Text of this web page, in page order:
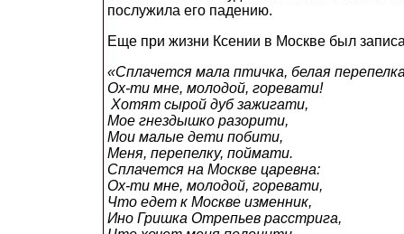
послужила его падению.
Еще при жизни Ксении в Москве был
«Сплачется мала птичка, белая
Ох-ти мне, молодой, горевати!
Хотят сырой дуб зажигати,
Мое гнездышко разорити,
Мои малые дети побити,
Меня, перепелку, поймати.
Сплачется на Москве царевна:
Ох-ти мне, молодой, горевати,
Что едет к Москве изменник,
Ино Гришка Отрепьев расстрига,